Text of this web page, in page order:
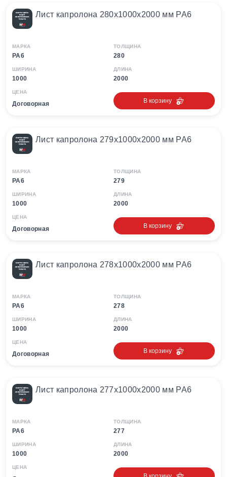
Лист капролона 280х1000х2000 мм PA6
МАРКА
PA6
ТОЛЩИНА
280
ШИРИНА
1000
ДЛИНА
2000
ЦЕНА
Договорная В корзину
Лист капролона 279х1000х2000 мм PA6
МАРКА
PA6
ТОЛЩИНА
279
ШИРИНА
1000
ДЛИНА
2000
ЦЕНА
Договорная В корзину
Лист капролона 278х1000х2000 мм PA6
МАРКА
PA6
ТОЛЩИНА
278
ШИРИНА
1000
ДЛИНА
2000
ЦЕНА
Договорная В корзину
Лист капролона 277х1000х2000 мм PA6
МАРКА
PA6
ТОЛЩИНА
277
ШИРИНА
1000
ДЛИНА
2000
ЦЕНА